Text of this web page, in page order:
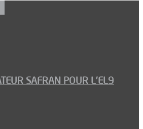
SAFRAN POUR L’EL9